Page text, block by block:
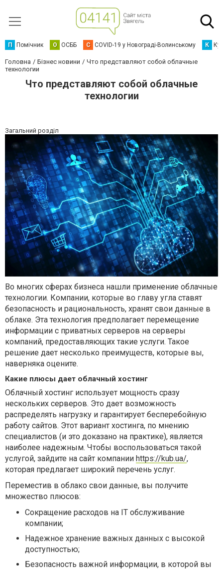
П Помічник О ОСББ C COVID-19 у Новограді-Волинському К
Головна Бізнес новини
Что представляют собой облачные
технологии
Что представляют собой облачные
технологии
Загальний розділ
Во многих сферах бизнеса нашли применение облачные
технологии. Компании, которые во главу угла ставят
безопасность и рациональность, хранят свои данные в
облаке. Эта технология предполагает перемещение
информации с приватных серверов на серверы
компаний, предоставляющих такие услуги. Такое
решение дает несколько преимуществ, которые вы,
наверняка оцените.
Какие плюсы дает облачный хостинг
Облачный хостинг использует мощность сразу
нескольких серверов. Это дает возможность
распределять нагрузку и гарантирует бесперебойную
работу сайтов. Этот вариант хостинга, по мнению
специалистов (и это доказано на практике), является
наиболее надежным. Чтобы воспользоваться такой
услугой, зайдите на сайт компании https://kub.ua/,
которая предлагает широкий перечень услуг.
Переместив в облако свои данные, вы получите
множество плюсов:
Сокращение расходов на IT обслуживание
компании;
Надежное хранение важных данных с высокой
доступностью;
Безопасность важной информации, в которой вы